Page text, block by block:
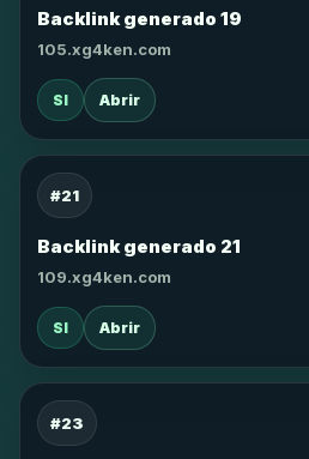
Backlink generado 19
105.xg4ken.com
SI Abrir
#21
Backlink generado 21
109.xg4ken.com
SI Abrir
#23